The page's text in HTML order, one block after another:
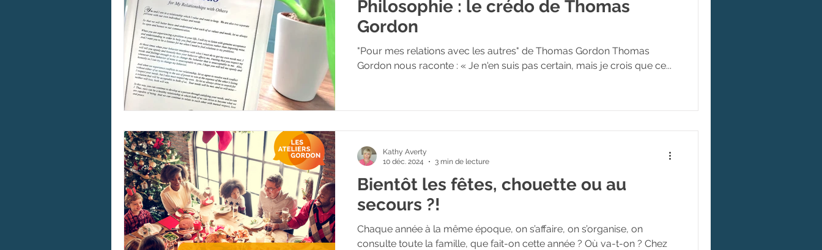
Philosophie : le crédo de Thomas
Gordon​
"Pour mes relations avec les autres" de Thomas Gordon Thomas
Gordon nous raconte : « Je n'en suis pas certain, mais je crois que ce...
Bientôt les fêtes, chouette ou au
secours ?!
Chaque année à la même époque, on s’affaire, on s’organise, on
consulte toute la famille, que fait-on cette année ? Où va-t-on ? Chez
Kathy Averty
10 déc. 2024
3 min de lecture